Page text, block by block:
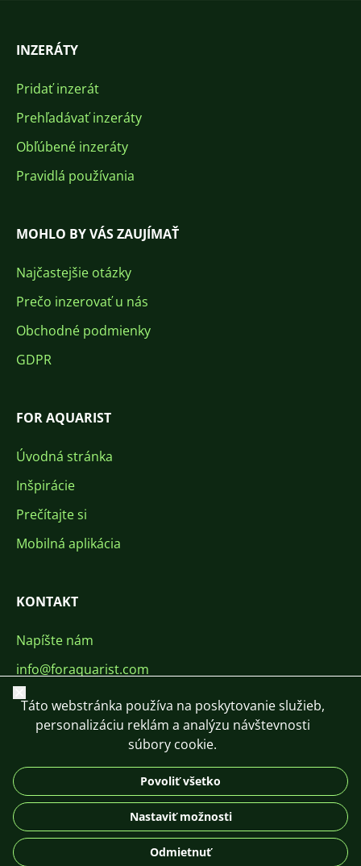
INZERÁTY
Pridať inzerát
Prehľadávať inzeráty
Obľúbené inzeráty
Pravidlá používania
MOHLO BY VÁS ZAUJÍMAŤ
Najčastejšie otázky
Prečo inzerovať u nás
Obchodné podmienky
GDPR
FOR AQUARIST
Úvodná stránka
Inšpirácie
Prečítajte si
Mobilná aplikácia
KONTAKT
Napíšte nám
info@foraquarist.com
+420 603 449 602
DE
© 2026 For Aquarist
Zavrieť
Táto webstránka používa na poskytovanie služieb,
personalizáciu reklám a analýzu návštevnosti
súbory cookie.
Povoliť všetko
Nastaviť možnosti
Odmietnuť